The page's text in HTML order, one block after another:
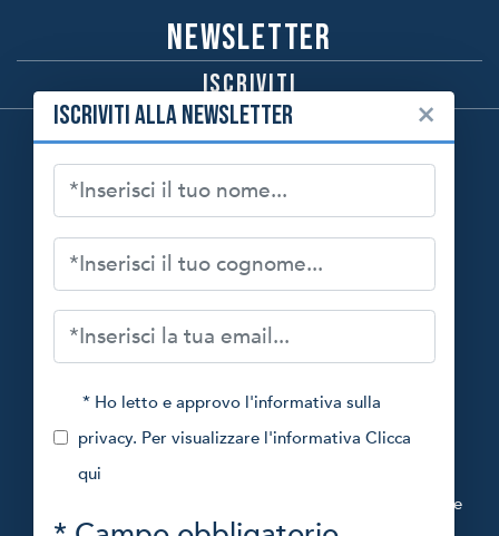
Newsletter
Iscriviti
Fondazione Francesca Rava - NPH Italia ETS
Codice Fiscale
97264070158
Iscriviti alla newsletter ×
* Ho letto e approvo l'informativa sulla
privacy. Per visualizzare l'informativa Clicca
qui